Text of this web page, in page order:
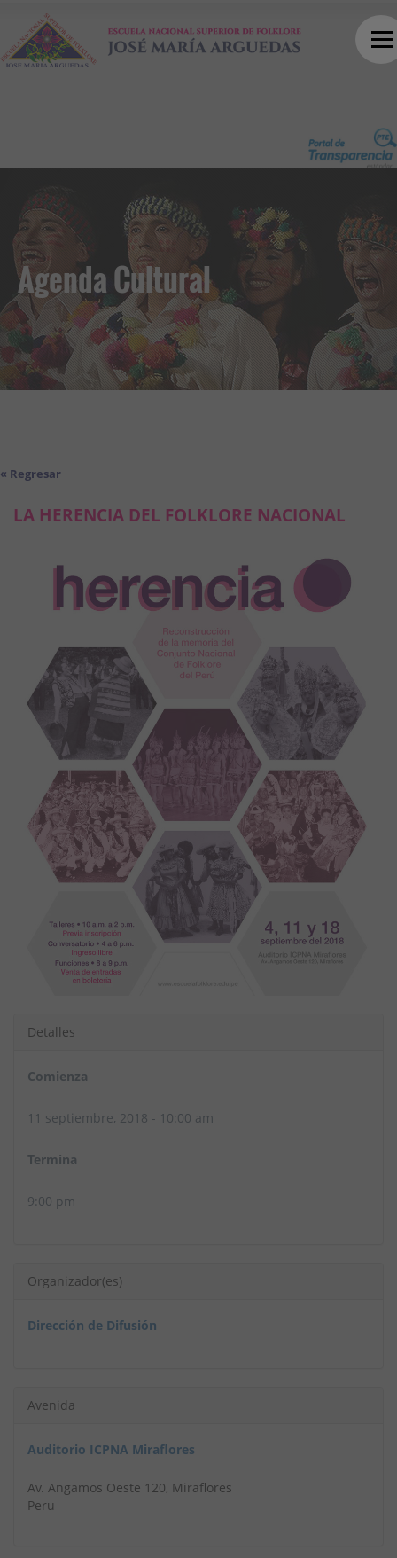
Agenda Cultural
« Regresar
LA HERENCIA DEL FOLKLORE NACIONAL
Detalles
Comienza
11 septiembre, 2018 - 10:00 am
Termina
9:00 pm
Organizador(es)
Dirección de Difusión
Avenida
Auditorio ICPNA Miraflores
Av. Angamos Oeste 120, Miraflores
Peru